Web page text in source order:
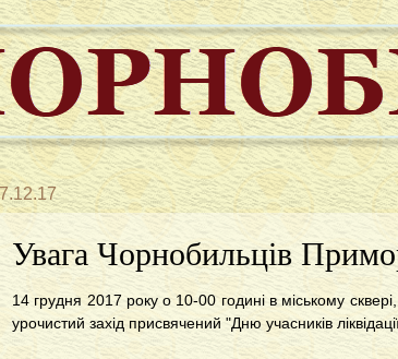
Увага Чорнобильців
14 грудня 2017 року о 10-00 годині в міському
урочистий захід присвячений "Дню учасників